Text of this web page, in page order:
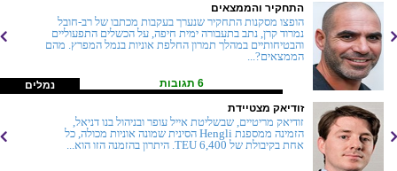
נמלים
התחקיר והממצאים
הופצו מסקנות התחקיר שנערך בעקבות מכתבו של רב-חובל
נמרוד קרן, נתב בתעבורה ימית חיפה, על הכשלים התפעוליים
והבטיחותיים במהלך תמרון החלפת אוניות בנמל המפרץ. מהם
הממצאים?...
6 תגובות
זודיאק מצטיידת
זודיאק מריטיים, שבשליטת אייל עופר ובניהול בנו דניאל,
הזמינה ממספנת Hengli הסינית שמונה אוניות מכולה, כל
אחת בקיבולת של 6,400 TEU. היתרון בהזמנה הזו הוא...